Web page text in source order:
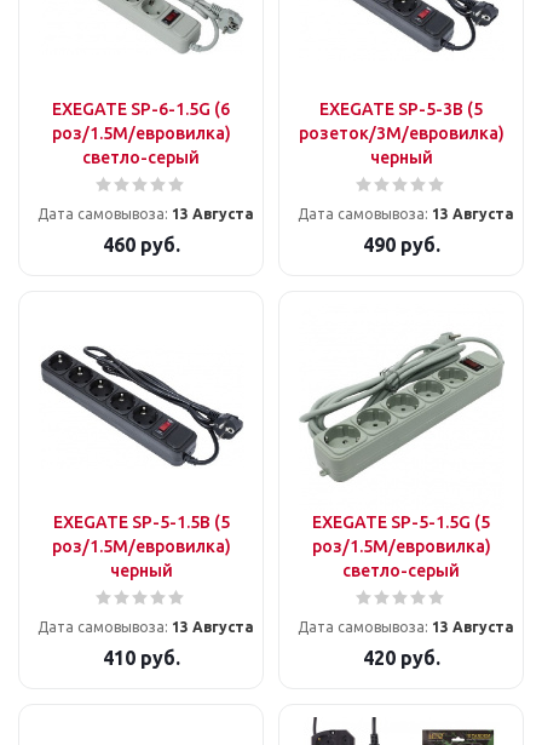
EXEGATE SP-6-1.5G (6
роз/1.5M/евровилка)
светло-серый
Дата самовывоза: 13 Августа
460руб.
EXEGATE SP-5-3B (5
розеток/3M/евровилка)
черный
Дата самовывоза: 13 Августа
490руб.
EXEGATE SP-5-1.5B (5
роз/1.5M/евровилка)
черный
Дата самовывоза: 13 Августа
410руб.
EXEGATE SP-5-1.5G (5
роз/1.5M/евровилка)
светло-серый
Дата самовывоза: 13 Августа
420руб.